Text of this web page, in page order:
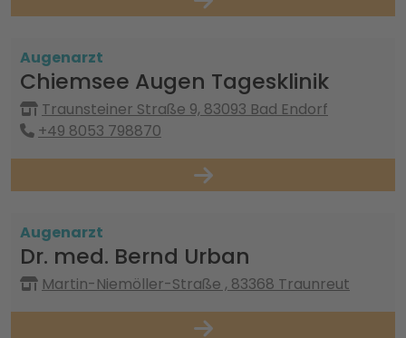
Augenarzt
Chiemsee Augen Tagesklinik
Traunsteiner Straße 9, 83093 Bad Endorf
+49 8053 798870
Augenarzt
Dr. med. Bernd Urban
Martin-Niemöller-Straße , 83368 Traunreut